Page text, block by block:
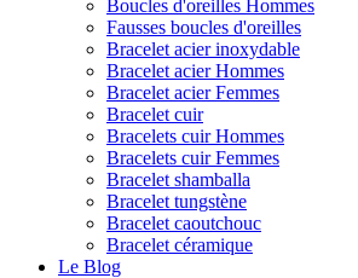
Boucles d'oreilles Hommes
Fausses boucles d'oreilles
Bracelet acier inoxydable
Bracelet acier Hommes
Bracelet acier Femmes
Bracelet cuir
Bracelets cuir Hommes
Bracelets cuir Femmes
Bracelet shamballa
Bracelet tungstène
Bracelet caoutchouc
Bracelet céramique
Le Blog